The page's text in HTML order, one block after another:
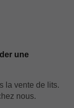
une
la vente de lits.
nous.